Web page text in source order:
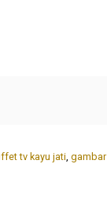
tv kayu jati